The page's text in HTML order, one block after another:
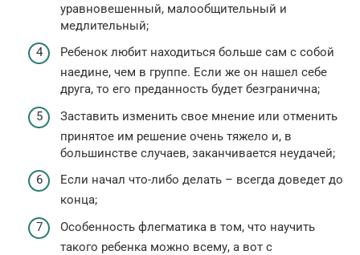
уравновешенный, малообщительный и
медлительный;
Ребенок любит находиться больше сам с собой
наедине, чем в группе. Если же он нашел себе
друга, то его преданность будет безгранична;
Заставить изменить свое мнение или отменить
принятое им решение очень тяжело и, в
большинстве случаев, заканчивается неудачей;
Если начал что-либо делать – всегда доведет до
конца;
Особенность флегматика в том, что научить
такого ребенка можно всему, а вот с